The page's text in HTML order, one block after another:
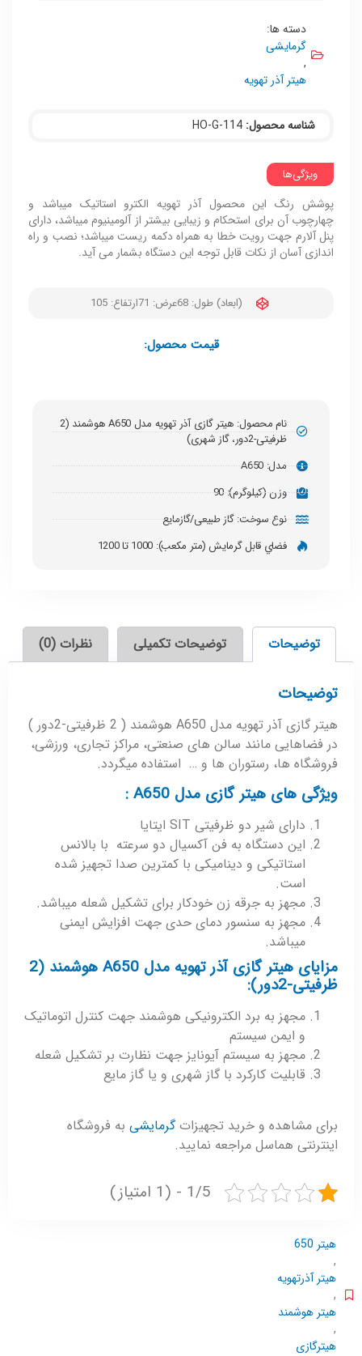
دسته ها:
گرمایشی
,
هیتر آذر تهویه
شناسه محصول: HO-G-114
ویژگی‌ها
پوشش رنگ این محصول آذر تهویه الکترو استاتیک میباشد و
چهارچوب آن برای استحکام و زیبایی بیشتر از آلومینیوم میباشد، دارای
پنل آلارم جهت رویت خطا به همراه دکمه ریست میباشد؛ نصب و راه
اندازی آسان از نکات قابل توجه این دستگاه بشمار می آید.
(ابعاد) طول: 68 عرض: 71 ارتفاع: 105
قیمت محصول:
نام محصول: هیتر گازی آذر تهویه مدل A650 هوشمند (2
ظرفیتی-2دور، گاز شهری)
مدل: A650
وزن (کیلوگرم): 90
نوع سوخت: گاز طبیعی/گازمایع
فضاي قابل گرمايش (متر مكعب): 1000 تا 1200
توضیحات توضیحات تکمیلی نظرات (0)
توضیحات
هیتر گازی آذر تهویه مدل A650 هوشمند ( 2 ظرفیتی-2دور )
در فضاهایی مانند سالن های صنعتی، مراکز تجاری، ورزشی،
فروشگاه ها، رستوران ها و … استفاده میگردد.
ویژگی های هیتر گازی مدل A650 :
دارای شیر دو ظرفیتی SIT ایتایا
این دستگاه به فن آکسیال دو سرعته با بالانس
استاتیکی و دینامیکی با کمترین صدا تجهیز شده
است.
مجهز به جرقه زن خودکار برای تشکیل شعله میباشد.
مجهز به سنسور دمای حدی جهت افزایش ایمنی
میباشد.
مزایای هیتر گازی آذر تهویه مدل A650 هوشمند (2
ظرفیتی-2دور):
مجهز به برد الکترونیکی هوشمند جهت کنترل اتوماتیک
و ایمن سیستم
مجهز به سیستم آیونایز جهت نظارت بر تشکیل شعله
قابلیت کارکرد با گاز شهری و یا گاز مایع
برای مشاهده و خرید تجهیزاتگرمایشی به فروشگاه
اینترنتی هماسل مراجعه نمایید.
1/5 - (1 امتیاز)
هیتر 650
,
هیتر آذرتهویه
,
هیتر هوشمند
,
هیترگازی